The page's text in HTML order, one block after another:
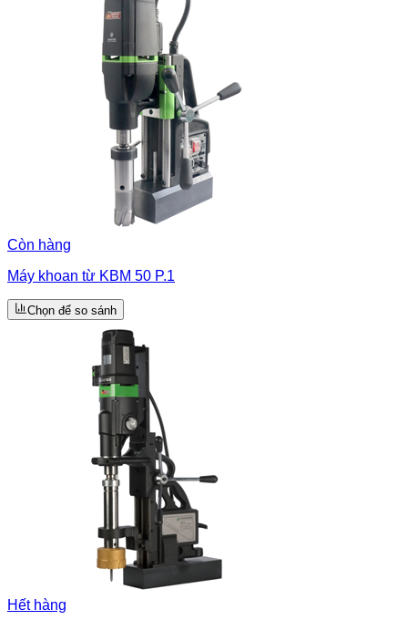
Còn hàng
Máy khoan từ KBM 50 P.1
Chọn để so sánh
Hết hàng